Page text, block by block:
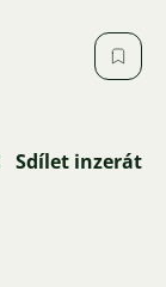
Sdílet inzerát